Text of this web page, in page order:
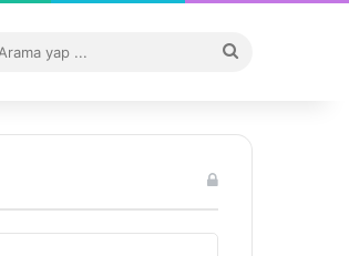
...